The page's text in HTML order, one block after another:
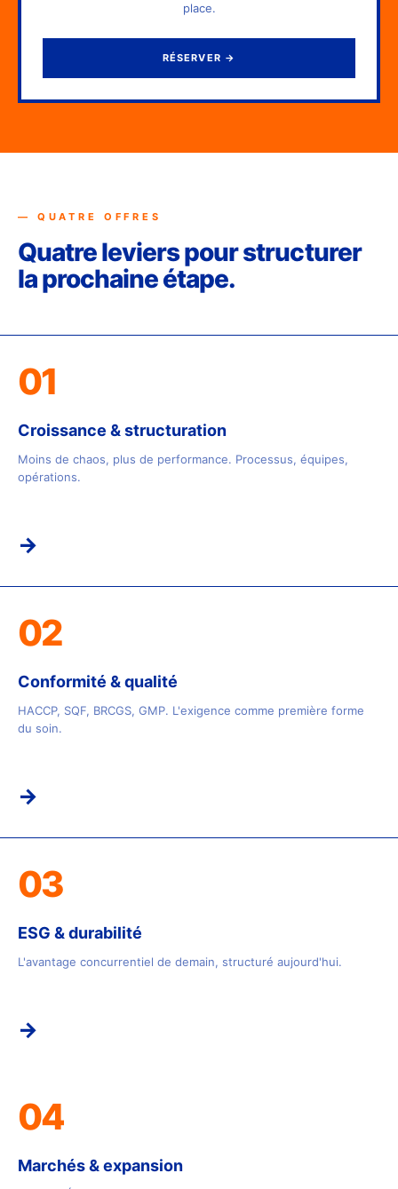
place.
RÉSERVER →
— QUATRE OFFRES
Quatre leviers pour structurer
la prochaine étape.
01
Croissance & structuration
Moins de chaos, plus de performance. Processus, équipes,
opérations.
→
02
Conformité & qualité
HACCP, SQF, BRCGS, GMP. L'exigence comme première forme
du soin.
→
03
ESG & durabilité
L'avantage concurrentiel de demain, structuré aujourd'hui.
→
04
Marchés & expansion